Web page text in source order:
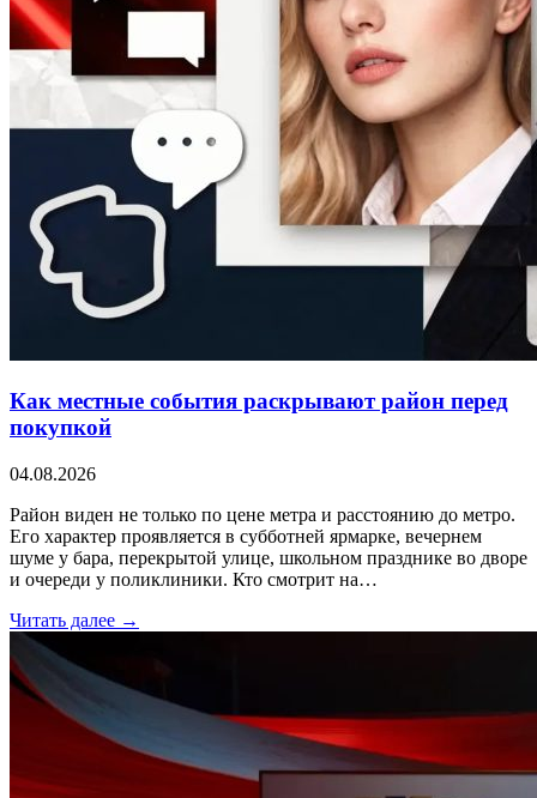
Как местные события раскрывают район перед
покупкой
04.08.2026
Район виден не только по цене метра и расстоянию до метро.
Его характер проявляется в субботней ярмарке, вечернем
шуме у бара, перекрытой улице, школьном празднике во дворе
и очереди у поликлиники. Кто смотрит на…
Читать далее →